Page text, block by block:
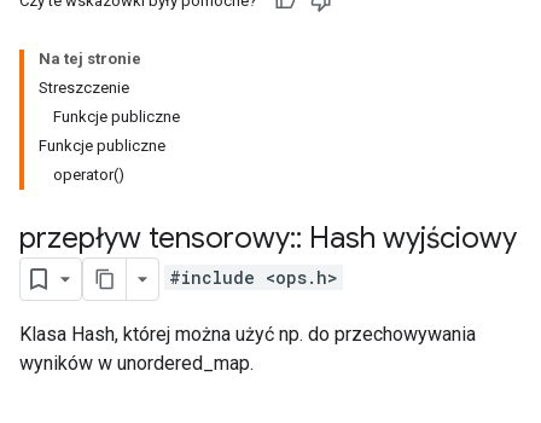
Na tej stronie
Streszczenie
Funkcje publiczne
Funkcje publiczne
operator()
przepływ tensorowy:: Hash wyjściowy
#include <ops.h>
Klasa Hash, której można użyć np. do przechowywania
wyników w unordered_map.